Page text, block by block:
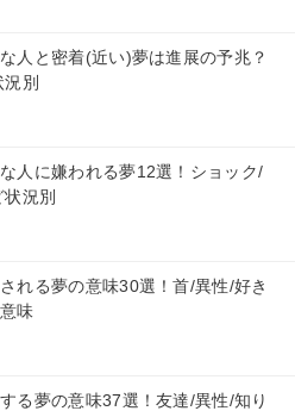
な人と密着(近い)夢は進展の予兆？
別
な人に嫌われる夢12選！ショック/
況別
される夢の意味30選！首/異性/好き
味
する夢の意味37選！友達/異性/知り